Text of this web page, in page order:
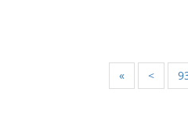
« <